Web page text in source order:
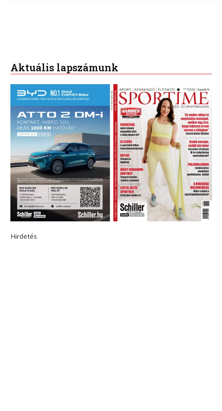
Aktuális lapszámunk
Hirdetés